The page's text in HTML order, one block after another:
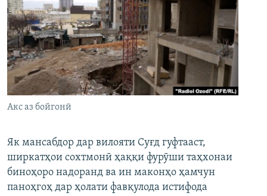
Акс аз бойгонӣ
Як мансабдор дар вилояти Суғд гуфтааст,
ширкатҳои сохтмонӣ ҳаққи фурӯши таҳхонаи
биноҳоро надоранд ва ин маконҳо ҳамчун
паноҳгоҳ дар ҳолати фавқулода истифода